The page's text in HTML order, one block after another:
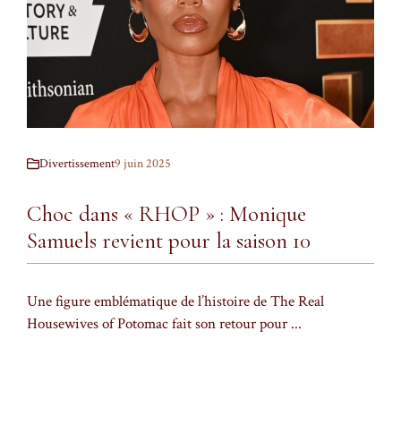
Divertissement9 juin 2025
Choc dans « RHOP » : Monique
Samuels revient pour la saison 10
Une figure emblématique de l’histoire de The Real
Housewives of Potomac fait son retour pour ...